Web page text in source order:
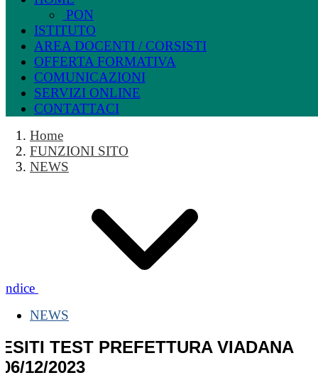
PON
ISTITUTO
AREA DOCENTI / CORSISTI
OFFERTA FORMATIVA
COMUNICAZIONI
SERVIZI ONLINE
CONTATTACI
Home
FUNZIONI SITO
NEWS
Indice
NEWS
ESITI TEST PREFETTURA VIADANA
06/12/2023